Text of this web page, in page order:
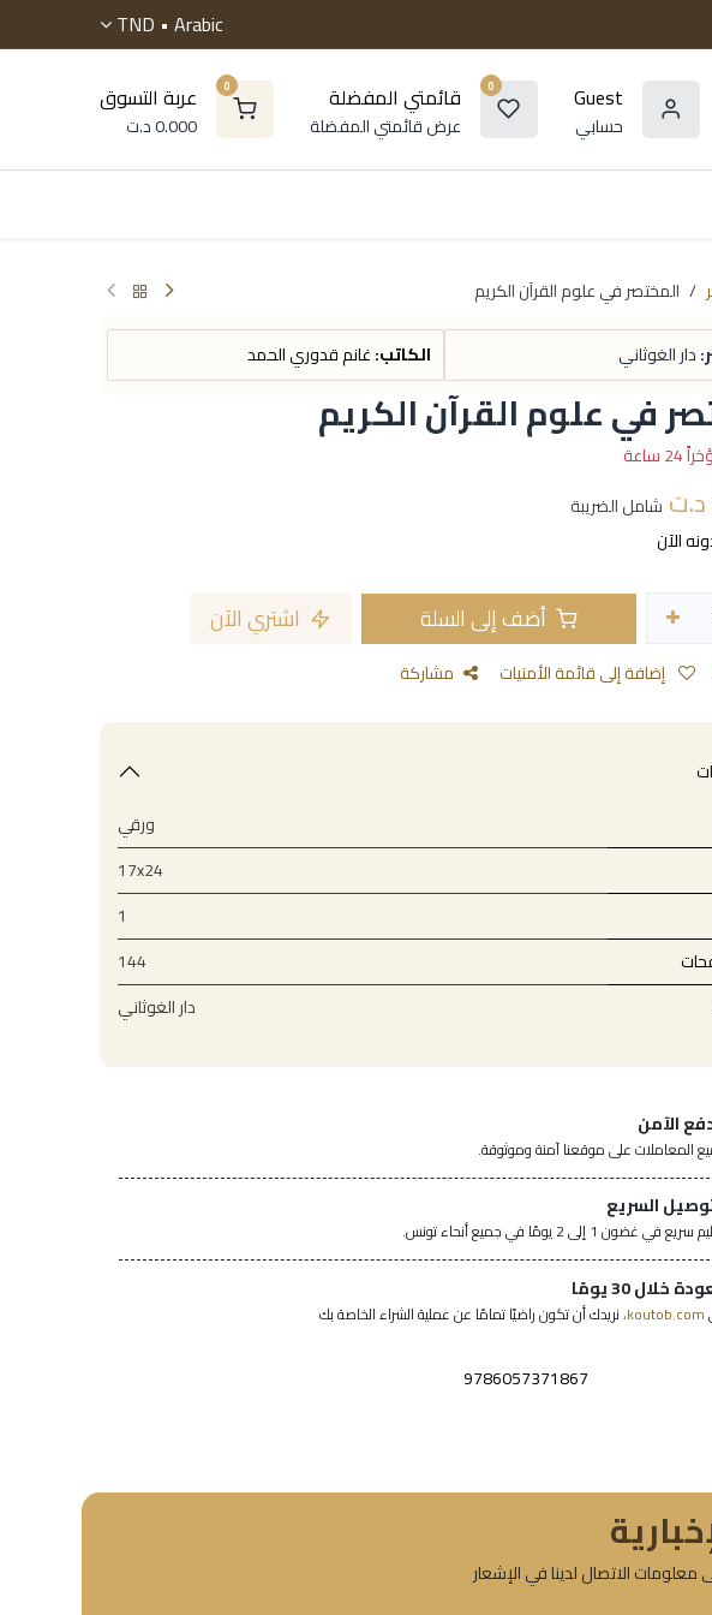
Arabic •
TND
0 عربة التسوق
0.000د.ت
0 قائمتي المفضلة
عرض قائمتي المفضلة
Guest
حسابي
المختصر في علوم القرآن الكريم
دار الغوثاني الكاتب:غانم قدوري الحمد
في علوم القرآن الكريم
د.ت شامل الضريبة
أضف إلى السلة اشتري الآن
مشاركة
ورقي
17x24
1
144
دار الغوثاني
الآمن
المعاملات على موقعنا آمنة وموثوقة.
السريع
في غضون 1 إلى 2 يومًا في جميع أنحاء تونس.
خلال 30 يومًا
koutob.com، نريدك أن تكون راضيًا تمامًا عن عملية الشراء الخاصة بك
9786057371867
الاتصال لدينا في الإشعار